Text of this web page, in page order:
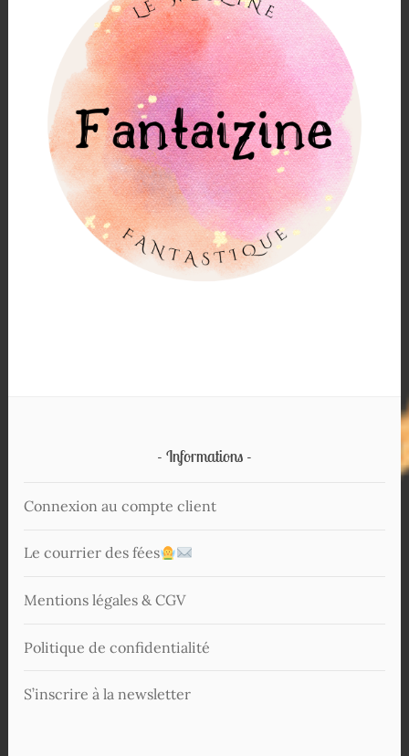
Informations
Connexion au compte client
Le courrier des fées
Mentions légales & CGV
Politique de confidentialité
S’inscrire à la newsletter